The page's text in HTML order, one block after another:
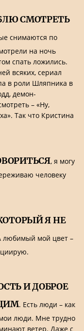
СМОТРЕТЬ
снимаются по
на ночь
спать ложились.
всяких, сериал
в роли Шляпника в
демон-
– «Ну,
Так что Кристина
, я могу
человеку
Я НЕ
любимый мой цвет –
И ДОБРОЕ
. Есть люди – как
люди. Мне трудно
ветер. Даже с